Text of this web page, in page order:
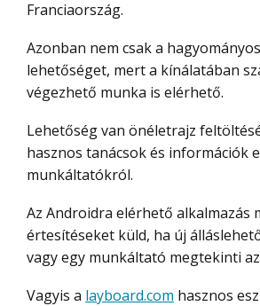
Franciaország.
Azonban nem csak a hagyományos munkákra kínál
lehetőséget, mert a kínálatában
végezhető munka is elérhető.
Lehetőség van önéletrajz feltöltésére, valamint
hasznos tanácsok és információk
munkáltatókról.
Az Androidra elérhető alkalmazás mobil
értesítéseket küld, ha új
vagy egy munkáltató megtekinti
Vagyis a layboard.com hasznos